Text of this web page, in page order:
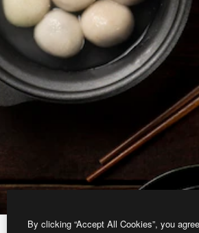
By clicking “Accept All Cookies”, you